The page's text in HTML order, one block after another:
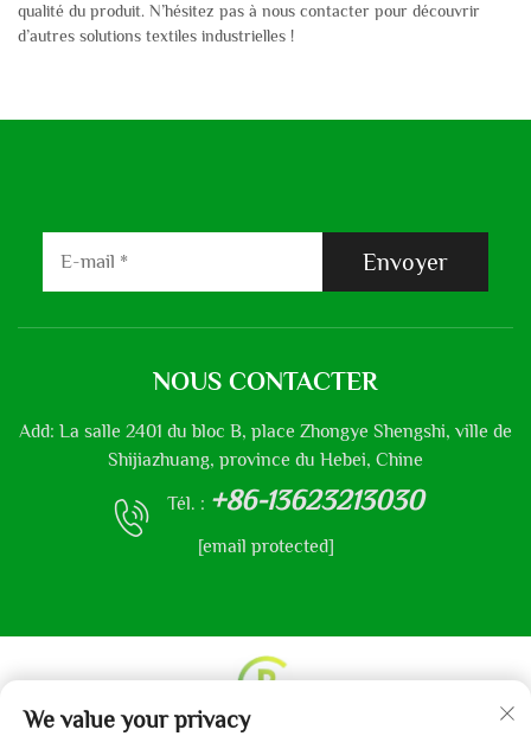
qualité du produit. N’hésitez pas à nous contacter pour découvrir
d’autres solutions textiles industrielles !
Envoyer
NOUS CONTACTER
Add: La salle 2401 du bloc B, place Zhongye Shengshi, ville de
Shijiazhuang, province du Hebei, Chine
Tél. : +86-13623213030
[email protected]
We value your privacy